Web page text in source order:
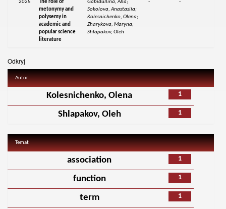
2025
The role of
metonymy and
polysemy in
academic and
popular science
literature
Gabidullina, Alla;
Sokolova, Anastasiia;
Kolesnichenko, Olena;
Zharykova, Maryna;
Shlapakov, Oleh
- -
Odkryj
Autor
1
Kolesnichenko, Olena
1
Shlapakov, Oleh
Temat
1
association
1
function
1
term